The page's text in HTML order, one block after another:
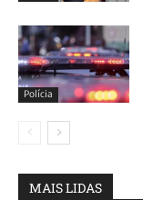
Polícia
MAIS LIDAS